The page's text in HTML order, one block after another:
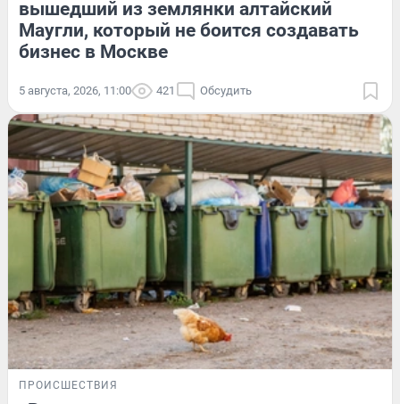
вышедший из землянки алтайский
Маугли, который не боится создавать
бизнес в Москве
5 августа, 2026, 11:00 421 Обсудить
ПРОИСШЕСТВИЯ